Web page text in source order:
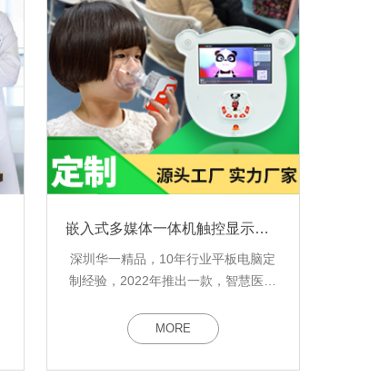
嵌入式多媒体一体机触控显示终端
深圳华一精品，10年行业平板电脑定
制经验，2022年推出一款，智慧医院
足社区医院社康门诊儿童雾化治疗专
用的10.1寸医疗平板电脑生产厂家
MORE